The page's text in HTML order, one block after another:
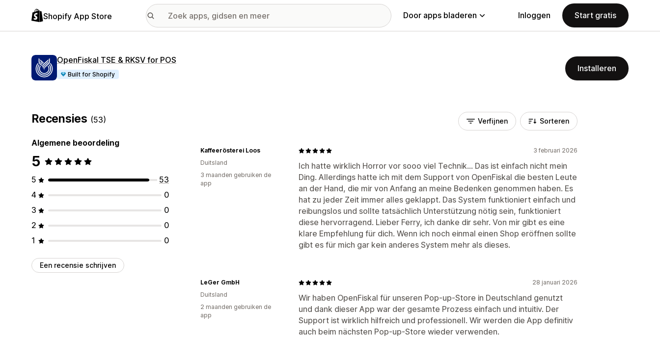
Shopify App Store Door apps bladeren Inloggen Start gratis
OpenFiskal TSE & RKSV for POS
Built for Shopify
Installeren
Recensies (53)
Algemene beoordeling
5
5
53
4
0
3
0
2
0
1
0
Een recensie schrijven
Verfijnen Sorteren
3 februari 2026
Ich hatte wirklich Horror vor sooo viel Technik... Das ist einfach nicht mein
Ding. Allerdings hatte ich mit dem Support von OpenFiskal die besten Leute
an der Hand, die mir von Anfang an meine Bedenken genommen haben. Es
hat zu jeder Zeit immer alles geklappt. Das System funktioniert einfach und
reibungslos und sollte tatsächlich Unterstützung nötig sein, funktioniert
diese hervorragend. Lieber Ferry, ich danke dir sehr. Von mir gibt es eine
klare Empfehlung für dich. Wenn ich noch einmal einen Shop eröffnen sollte
gibt es für mich gar kein anderes System mehr als dieses.
Kaffeerösterei Loos
Duitsland
3 maanden gebruiken de
app
28 januari 2026
Wir haben OpenFiskal für unseren Pop-up-Store in Deutschland genutzt
und dank dieser App war der gesamte Prozess einfach und intuitiv. Der
Support ist wirklich hilfreich und professionell. Wir werden die App definitiv
auch beim nächsten Pop-up-Store wieder verwenden.
LeGer GmbH
Duitsland
2 maanden gebruiken de
app